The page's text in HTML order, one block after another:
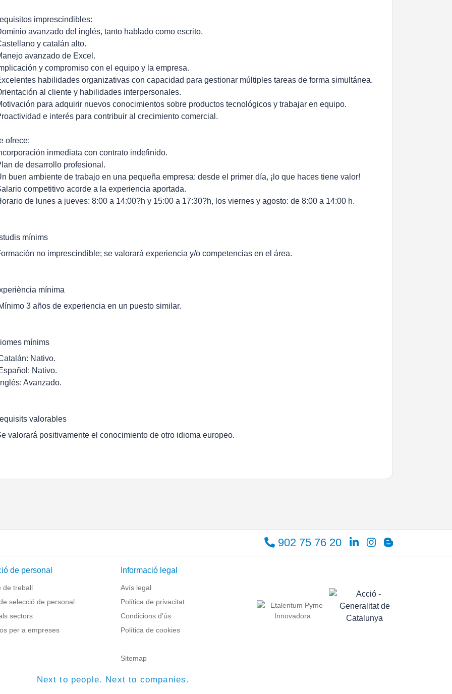
imprescindibles:
avanzado del inglés, tanto hablado como escrito.
y catalán alto.
avanzado de Excel.
y compromiso con el equipo y la empresa.
habilidades organizativas con capacidad para gestionar múltiples tareas de forma simultánea.
al cliente y habilidades interpersonales.
para adquirir nuevos conocimientos sobre productos tecnológicos y trabajar en equipo.
e interés para contribuir al crecimiento comercial.
ofrece:
inmediata con contrato indefinido.
de desarrollo profesional.
buen ambiente de trabajo en una pequeña empresa: desde el primer día, ¡lo que haces tiene valor!
competitivo acorde a la experiencia aportada.
de lunes a jueves: 8:00 a 14:00?h y 15:00 a 17:30?h, los viernes y agosto: de 8:00 a 14:00 h.
mínims
no imprescindible; se valorará experiencia y/o competencias en el área.
mínima
3 años de experiencia en un puesto similar.
mínims
Nativo.
Nativo.
Avanzado.
valorables
valorará positivamente el conocimiento de otro idioma europeo.
902 75 76 20
de personal
de treball
selecció de personal
sectors
per a empreses
Informació legal
Avís legal
Política de privacitat
Condicions d'ús
Política de cookies
Sitemap
Next to people. Next to companies.